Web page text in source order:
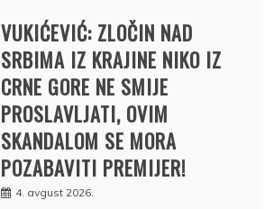
VUKIĆEVIĆ: ZLOČIN NAD
SRBIMA IZ KRAJINE NIKO IZ
CRNE GORE NE SMIJE
PROSLAVLJATI, OVIM
SKANDALOM SE MORA
POZABAVITI PREMIJER!
4. avgust 2026.